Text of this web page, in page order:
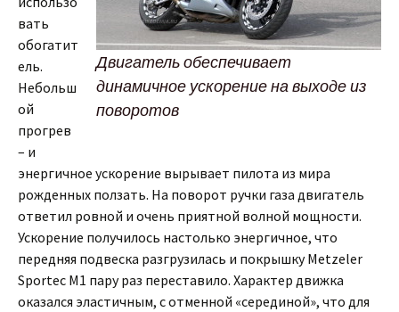
Двигатель обеспечивает
динамичное ускорение на выходе из
поворотов
вать
обогатит
ель.
Небольш
ой
прогрев
– и
энергичное ускорение вырывает пилота из мира
рожденных ползать. На поворот ручки газа двигатель
ответил ровной и очень приятной волной мощности.
Ускорение получилось настолько энергичное, что
передняя подвеска разгрузилась и покрышку Metzeler
Sportec M1 пару раз переставило. Характер движка
оказался эластичным, с отменной «серединой», что для